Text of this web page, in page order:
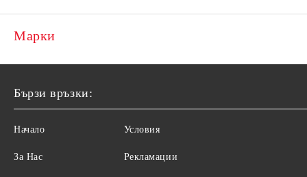
Марки
Бързи връзки:
Начало
За Нас
Условия
Рекламации